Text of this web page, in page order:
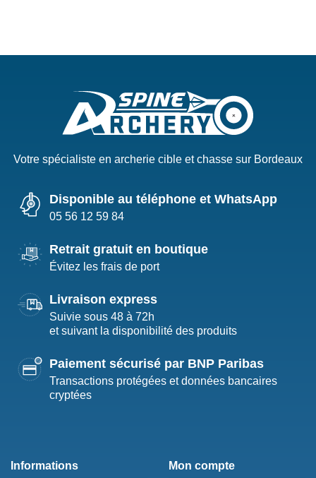
Votre spécialiste en archerie cible et chasse sur Bordeaux
Disponible au téléphone et WhatsApp
05 56 12 59 84
Retrait gratuit en boutique
Évitez les frais de port
Livraison express
Suivie sous 48 à 72h
et suivant la disponibilité des produits
Paiement sécurisé par BNP Paribas
Transactions protégées et données bancaires
cryptées
Informations Mon compte